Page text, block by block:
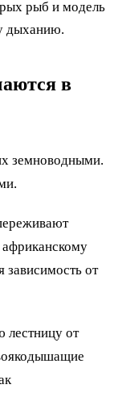
рыб и модель
дыханию.
в
земноводными.
африканскому
зависимость от
лестницу от